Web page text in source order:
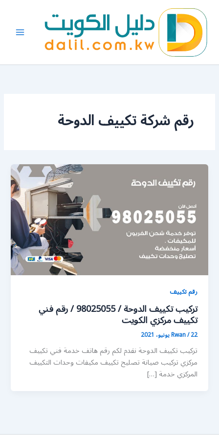
المحتوى
رقم شركة تكييف الدوحة
رقم تكييف
تركيب تكييف الدوحة / 98025055 / رقم فني
تكييف مركزي الكويت
Rwan/22 يونيو، 2021
تركيب تكييف الدوحة نقدم لكم رقم هاتف خدمة فني تكييف
مركزي تركيب صيانة تصليح تكييف مكيفات وحدات التكييف
المركزي خدمة […]